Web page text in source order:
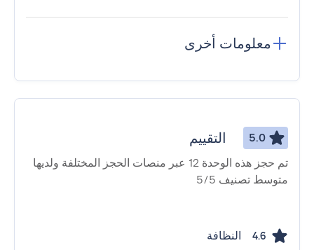
معلومات أخرى
5.0 التقييم
تم حجز هذه الوحدة 12 عبر منصات الحجز المختلفة ولديها
متوسط ​​تصنيف 5/5
4.6 النظافة